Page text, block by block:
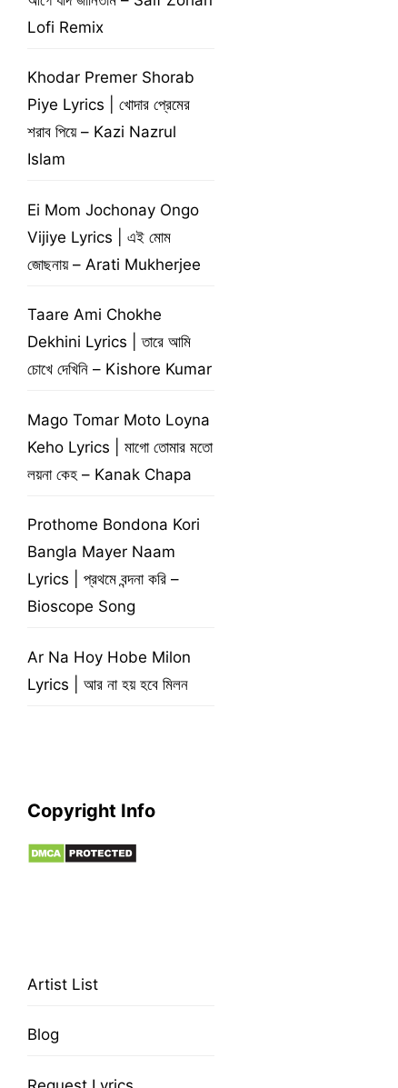
Lofi Remix
Khodar Premer Shorab
Piye Lyrics | খোদার প্রেমের
শরাব পিয়ে – Kazi Nazrul
Islam
Ei Mom Jochonay Ongo
Vijiye Lyrics | এই মোম
জোছনায় – Arati Mukherjee
Taare Ami Chokhe
Dekhini Lyrics | তারে আমি
চোখে দেখিনি – Kishore Kumar
Mago Tomar Moto Loyna
Keho Lyrics | মাগো তোমার মতো
লয়না কেহ – Kanak Chapa
Prothome Bondona Kori
Bangla Mayer Naam
Lyrics | প্রথমে বন্দনা করি –
Bioscope Song
Ar Na Hoy Hobe Milon
Lyrics | আর না হয় হবে মিলন
Copyright Info
Artist List
Blog